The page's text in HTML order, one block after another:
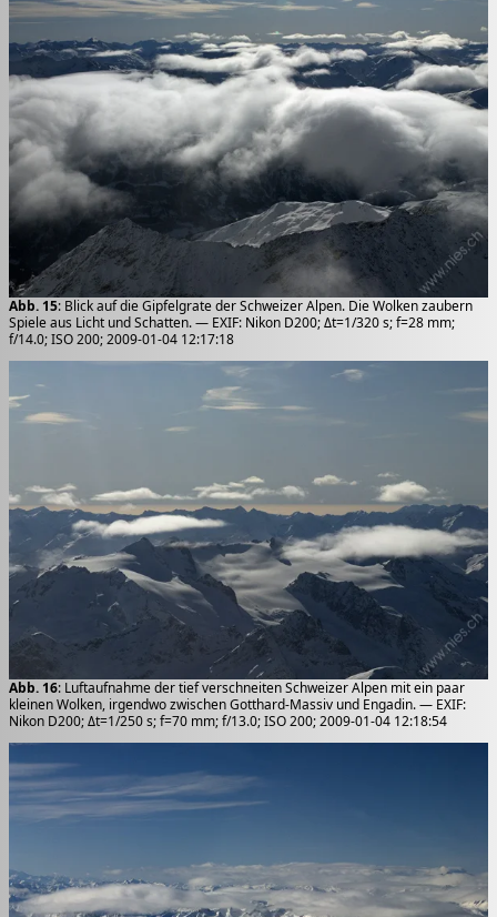
Abb. 15: Blick auf die Gipfelgrate der Schweizer Alpen. Die Wolken zaubern
Spiele aus Licht und Schatten. — EXIF: Nikon D200; Δt=1/320 s; f=28 mm;
f/14.0; ISO 200; 2009-01-04 12:17:18
Abb. 16: Luftaufnahme der tief verschneiten Schweizer Alpen mit ein paar
kleinen Wolken, irgendwo zwischen Gotthard-Massiv und Engadin. — EXIF:
Nikon D200; Δt=1/250 s; f=70 mm; f/13.0; ISO 200; 2009-01-04 12:18:54